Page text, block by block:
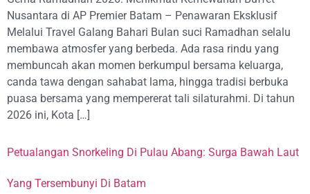
Nusantara di AP Premier Batam – Penawaran Eksklusif
Melalui Travel Galang Bahari Bulan suci Ramadhan selalu
membawa atmosfer yang berbeda. Ada rasa rindu yang
membuncah akan momen berkumpul bersama keluarga,
canda tawa dengan sahabat lama, hingga tradisi berbuka
puasa bersama yang mempererat tali silaturahmi. Di tahun
2026 ini, Kota […]
Petualangan Snorkeling Di Pulau Abang: Surga Bawah Laut
Yang Tersembunyi Di Batam